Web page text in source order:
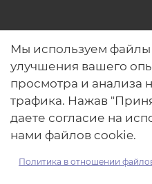
О нас
Наши проекты
Связь с нами
Общая политика
персональных
Политика
Политика
данных для
Мы используем файлы
улучшения вашего
просмотра и анализа
трафика. Нажав
даете согласие на
нами файлов cookie.
Политика в отношении